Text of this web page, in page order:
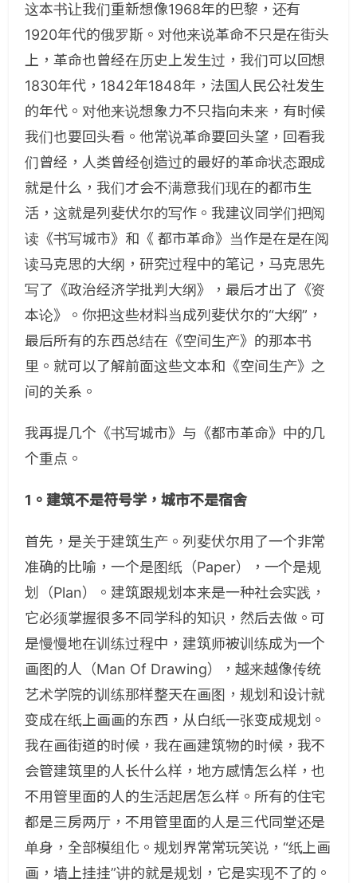
这本书让我们重新想像1968年的巴黎，还有
1920年代的俄罗斯。对他来说革命不只是在街头
上，革命也曾经在历史上发生过，我们可以回想
1830年代，1842年1848年，法国人民公社发生
的年代。对他来说想象力不只指向未来，有时候
我们也要回头看。他常说革命要回头望，回看我
们曾经，人类曾经创造过的最好的革命状态跟成
就是什么，我们才会不满意我们现在的都市生
活，这就是列斐伏尔的写作。我建议同学们把阅
读《书写城市》和《 都市革命》当作是在是在阅
读马克思的大纲，研究过程中的笔记，马克思先
写了《政治经济学批判大纲》，最后才出了《资
本论》。你把这些材料当成列斐伏尔的“大纲”，
最后所有的东西总结在《空间生产》的那本书
里。就可以了解前面这些文本和《空间生产》之
间的关系。
我再提几个《书写城市》与《都市革命》中的几
个重点。
1。建筑不是符号学，城市不是宿舍
首先，是关于建筑生产。列斐伏尔用了一个非常
准确的比喻，一个是图纸（Paper），一个是规
划（Plan）。建筑跟规划本来是一种社会实践，
它必须掌握很多不同学科的知识，然后去做。可
是慢慢地在训练过程中，建筑师被训练成为一个
画图的人（Man Of Drawing），越来越像传统
艺术学院的训练那样整天在画图，规划和设计就
变成在纸上画画的东西，从白纸一张变成规划。
我在画街道的时候，我在画建筑物的时候，我不
会管建筑里的人长什么样，地方感情怎么样，也
不用管里面的人的生活起居怎么样。所有的住宅
都是三房两厅，不用管里面的人是三代同堂还是
单身，全部模组化。规划界常常玩笑说，“纸上画
画，墙上挂挂”讲的就是规划，它是实现不了的。